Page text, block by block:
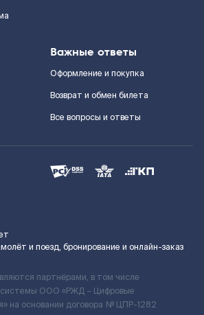
Важные ответы
Оформление и покупка
Возврат и обмен билета
Все вопросы и ответы
и поезд, бронирование и онлайн-заказ
партнёрами, в том числе
системы ООО «РЖД – Цифровые
на основании договора № ЦПР-1282